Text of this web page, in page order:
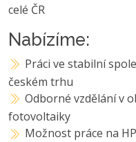
celé ČR
Nabízíme:
Práci ve stabilní
českém trhu
Odborné vzdělání v
fotovoltaiky
Možnost práce na